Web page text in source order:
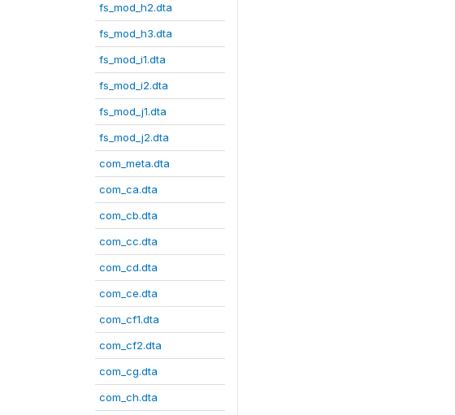
fs_mod_h2.dta
fs_mod_h3.dta
fs_mod_i1.dta
fs_mod_i2.dta
fs_mod_j1.dta
fs_mod_j2.dta
com_meta.dta
com_ca.dta
com_cb.dta
com_cc.dta
com_cd.dta
com_ce.dta
com_cf1.dta
com_cf2.dta
com_cg.dta
com_ch.dta